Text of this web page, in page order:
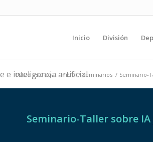
Inicio División
e inteligencia artificial
Usted está aquí: Inicio / Seminarios / Seminario-
Seminario-Taller sobre